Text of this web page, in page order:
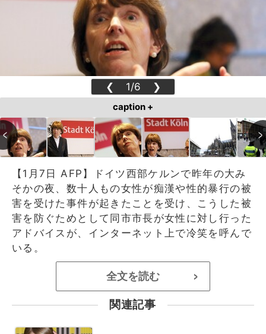
❮ 1/6 ❯
caption +
【1月7日 AFP】ドイツ西部ケルンで昨年の大み
そかの夜、数十人もの女性が痴漢や性的暴行の被
害を受けた事件が起きたことを受け、こうした被
害を防ぐためとして同市市長が女性に対し行った
アドバイスが、インターネット上で冷笑を呼んで
いる。
全文を読む >
関連記事